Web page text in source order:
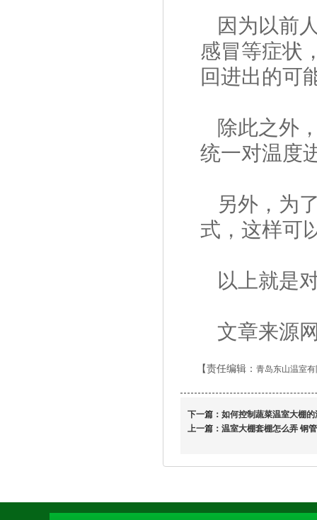
因为以前
感冒等症状
回进出的可
除此之外
统一对温度
另外，为
式，这样可
以上就是
文章来源
【责任编辑： 青岛东山温室
下一篇： 如何控制蔬菜温室大棚的
上一篇： 温室大棚套棚怎么弄 钢